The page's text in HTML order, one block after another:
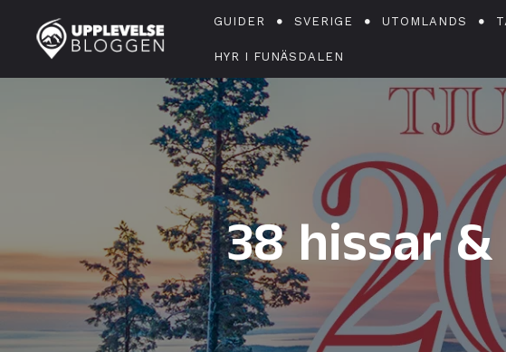
GUIDER SVERIGE UTOMLANDS
HYR I FUNÄSDALEN
38 hissar